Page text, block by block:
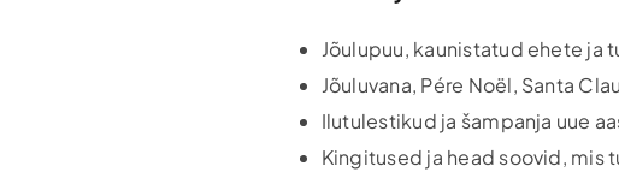
Jõulupuu, kaunistatud ehete ja
Jõuluvana, Pére Noël, Santa
Ilutulestikud ja šampanja uue
Kingitused ja head soovid, mis